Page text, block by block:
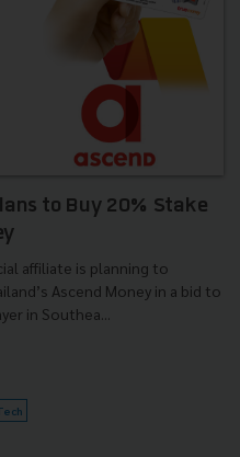
to Buy 20% Stake
affiliate is planning to
Ascend Money in a bid to
in Southea...